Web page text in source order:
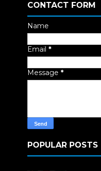
CONTACT FORM
Name
Email *
Message *
POPULAR POSTS